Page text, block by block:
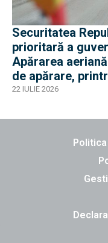
Securitatea
prioritară a
Apărarea
de apărare,
22 IULIE 2026